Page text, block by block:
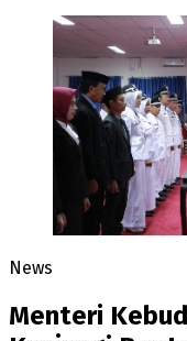
News
Menteri